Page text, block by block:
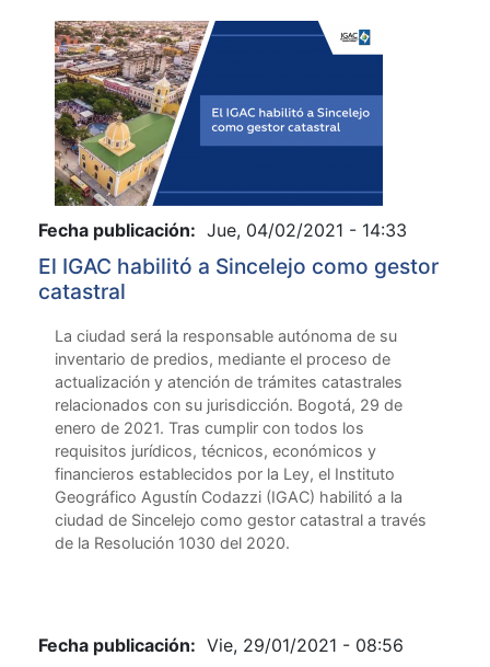
Fecha publicación: Jue, 04/02/2021 - 14:33
El IGAC habilitó a Sincelejo como gestor
catastral
La ciudad será la responsable autónoma de su
inventario de predios, mediante el proceso de
actualización y atención de trámites catastrales
relacionados con su jurisdicción. Bogotá, 29 de
enero de 2021. Tras cumplir con todos los
requisitos jurídicos, técnicos, económicos y
financieros establecidos por la Ley, el Instituto
Geográfico Agustín Codazzi (IGAC) habilitó a la
ciudad de Sincelejo como gestor catastral a través
de la Resolución 1030 del 2020.
Fecha publicación: Vie, 29/01/2021 - 08:56